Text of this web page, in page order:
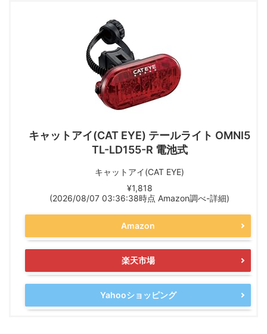
キャットアイ(CAT EYE) テールライト OMNI5
TL-LD155-R 電池式
キャットアイ(CAT EYE)
¥1,818
(2026/08/07 03:36:38時点 Amazon調べ-詳細)
Amazon
楽天市場
Yahooショッピング